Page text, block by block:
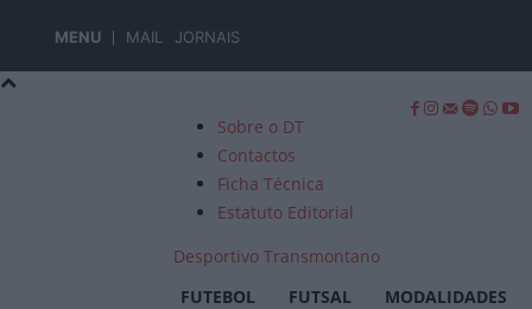
MENU MAIL JORNAIS
Sobre o DT
Contactos
Ficha Técnica
Estatuto Editorial
Desportivo Transmontano
FUTEBOL
FUTSAL MODALIDADES